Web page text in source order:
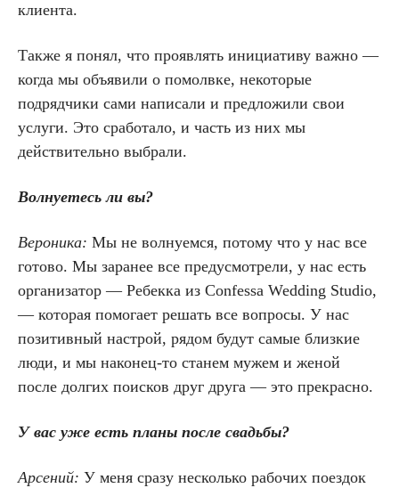
клиента.
Также я понял, что проявлять инициативу важно —
когда мы объявили о помолвке, некоторые
подрядчики сами написали и предложили свои
услуги. Это сработало, и часть из них мы
действительно выбрали.
Волнуетесь ли вы?
Вероника: Мы не волнуемся, потому что у нас все
готово. Мы заранее все предусмотрели, у нас есть
организатор — Ребекка из Confessa Wedding Studio,
— которая помогает решать все вопросы. У нас
позитивный настрой, рядом будут самые близкие
люди, и мы наконец-то станем мужем и женой
после долгих поисков друг друга — это прекрасно.
У вас уже есть планы после свадьбы?
Арсений: У меня сразу несколько рабочих поездок